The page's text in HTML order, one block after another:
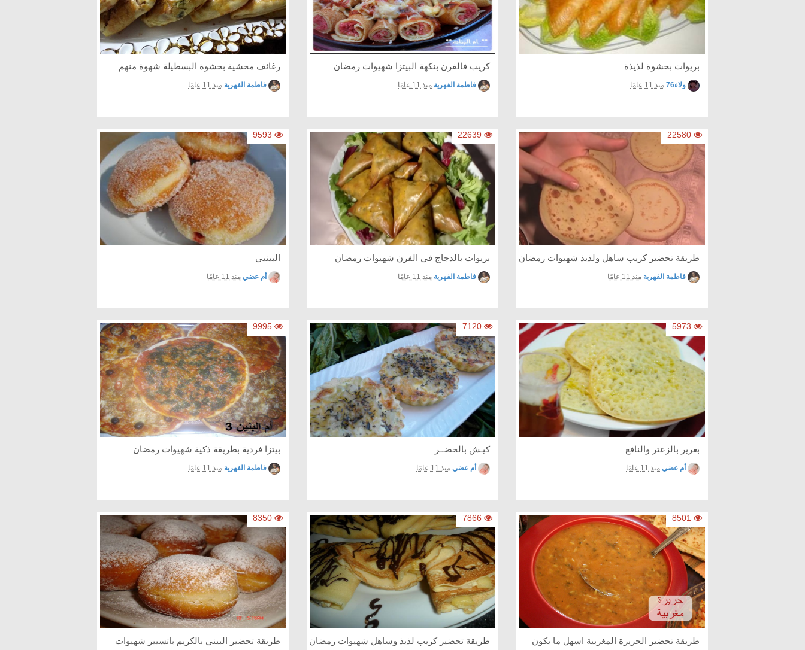
بريوات بحشوة لذيذة
ولاء76 منذ 11 عامًا
كريب فالفرن بنكهة البيتزا شهيوات رمضان
فاطمة الفهرية منذ 11 عامًا
رغائف محشية بحشوة البسطيلة شهوة منهم
فاطمة الفهرية منذ 11 عامًا
طريقة تحضير كريب ساهل ولذيذ شهيوات رمضان
فاطمة الفهرية منذ 11 عامًا
بريوات بالدجاج في الفرن شهيوات رمضان
فاطمة الفهرية منذ 11 عامًا
البينيي
أم عضي منذ 11 عامًا
بغرير بالزعتر والنافع
أم عضي منذ 11 عامًا
كيـش بالخضــر
أم عضي منذ 11 عامًا
بيتزا فردية بطريقة ذكية شهيوات رمضان
فاطمة الفهرية منذ 11 عامًا
طريقة تحضير الحريرة المغربية اسهل ما يكون
طريقة تحضير كريب لذيذ وساهل شهيوات رمضان
طريقة تحضير البيني بالكريم باتسيير شهيوات